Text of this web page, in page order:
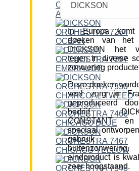
DICKSON
In Europa komt
doeken van het
DICKSON het
tegen in diverse
zonwering
Deze doeken
veel zorg in
geproduceerd
bedrijf
CONSTANT
speciaal
gebruik
eindproduct is
zeer hoogstaand.